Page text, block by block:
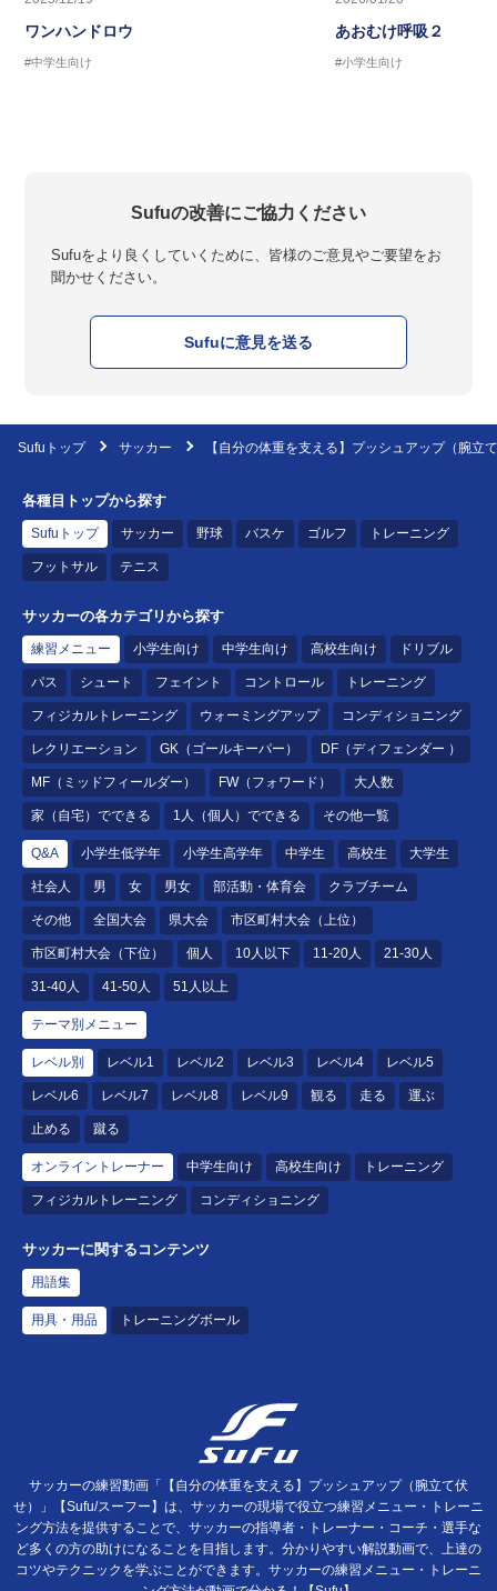
ワンハンドロウ
#中学生向け
あおむけ呼吸２
#小学生向け
Sufuの改善にご協力ください
Sufuをより良くしていくために、皆様のご意見やご要望をお
聞かせください。
Sufuに意見を送る
Sufuトップ サッカー 【自分の体重を支える】プッシュアップ（腕立
各種目トップから探す
Sufuトップ サッカー 野球 バスケ ゴルフ トレーニング
フットサル テニス
サッカーの各カテゴリから探す
練習メニュー 小学生向け 中学生向け 高校生向け ドリブル
パス シュート フェイント コントロール トレーニング
フィジカルトレーニング ウォーミングアップ コンディショニング
レクリエーション GK（ゴールキーパー） DF（ディフェンダー ）
MF（ミッドフィールダー） FW（フォワード） 大人数
家（自宅）でできる 1人（個人）でできる その他一覧
Q&A 小学生低学年 小学生高学年 中学生 高校生 大学生
社会人 男 女 男女 部活動・体育会 クラブチーム
その他 全国大会 県大会 市区町村大会（上位）
市区町村大会（下位） 個人 10人以下 11-20人 21-30人
31-40人 41-50人 51人以上
テーマ別メニュー
レベル別 レベル1 レベル2 レベル3 レベル4 レベル5
レベル6 レベル7 レベル8 レベル9 観る 走る 運ぶ
止める 蹴る
オンライントレーナー 中学生向け 高校生向け トレーニング
フィジカルトレーニング コンディショニング
サッカーに関するコンテンツ
用語集
用具・用品 トレーニングボール
サッカーの練習動画「【自分の体重を支える】プッシュアップ（腕立て伏
せ）」【Sufu/スーフー】は、サッカーの現場で役立つ練習メニュー・トレーニ
ング方法を提供することで、サッカーの指導者・トレーナー・コーチ・選手な
ど多くの方の助けになることを目指します。分かりやすい解説動画で、上達の
コツやテクニックを学ぶことができます。サッカーの練習メニュー・トレーニ